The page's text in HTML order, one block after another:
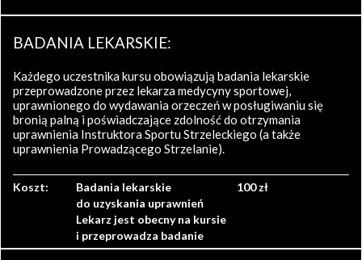
BADANIA LEKARSKIE:
Każdego uczestnika kursu obowiązują badania lekarskie
przeprowadzone przez lekarza medycyny sportowej,
uprawnionego do wydawania orzeczeń w posługiwaniu się
bronią palną i poświadczające zdolność do otrzymania
uprawnienia Instruktora Sportu Strzeleckiego (a także
uprawnienia Prowadzącego Strzelanie).
Koszt:
Badania lekarskie
do uzyskania uprawnień
Lekarz jest obecny na kursie
i przeprowadza badanie
100 zł